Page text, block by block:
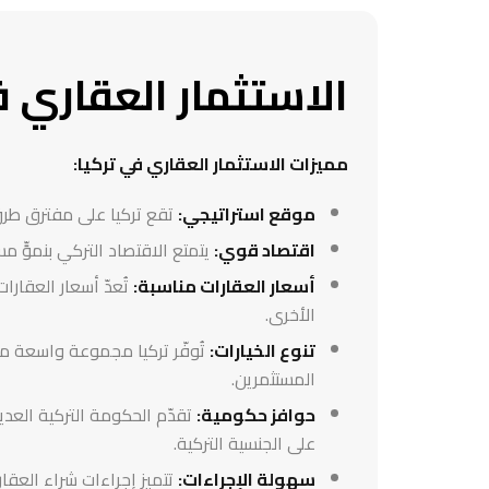
الاستثمار
مميزات الاستثمار العقاري في تركيا:
موقع استراتيجي: تقع تركيا على مفترق
اقتصاد قوي: يتمتع الاقتصاد التركي بنموٍّ
أسعار العقارات مناسبة: تُعدّ أسعار
الأخرى.
تنوع الخيارات: تُوفّر تركيا مجموعة واسعة
المستثمرين.
حوافز حكومية: تقدّم الحكومة التركية
على الجنسية التركية.
سهولة الإجراءات: تتميز إجراءات شراء